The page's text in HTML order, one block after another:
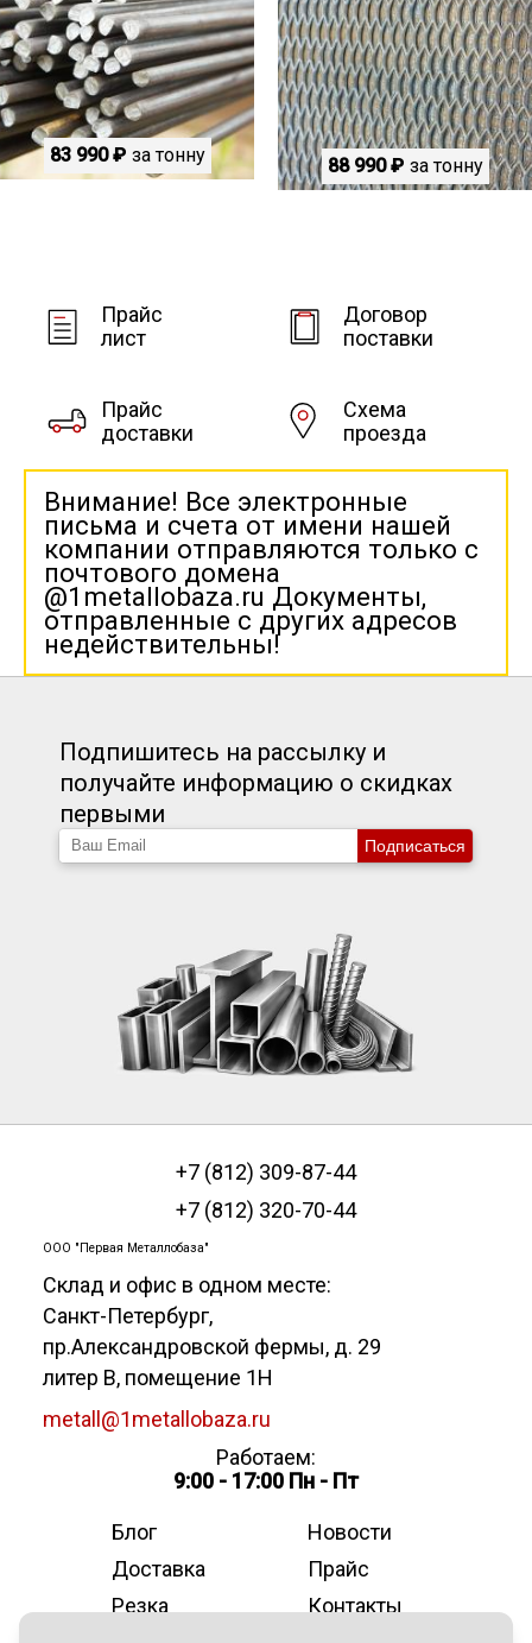
83 990 ₽ за тонну 88 990 ₽ за тонну
Прайс
лист
Договор
поставки
Прайс
доставки
Схема
проезда
Внимание! Все электронные
письма и счета от имени нашей
компании отправляются только с
почтового домена
@1metallobaza.ru Документы,
отправленные с других адресов
недействительны!
Подпишитесь на рассылку и
получайте информацию о скидках
первыми
Подписаться
+7 (812) 309-87-44
+7 (812) 320-70-44
ООО "Первая Металлобаза"
Склад и офис в одном месте:
Санкт-Петербург,
пр.Александровской фермы, д. 29
литер В, помещение 1Н
metall@1metallobaza.ru
Работаем:
9:00 - 17:00 Пн - Пт
Блог
Новости
Доставка
Прайс
Резка
Контакты